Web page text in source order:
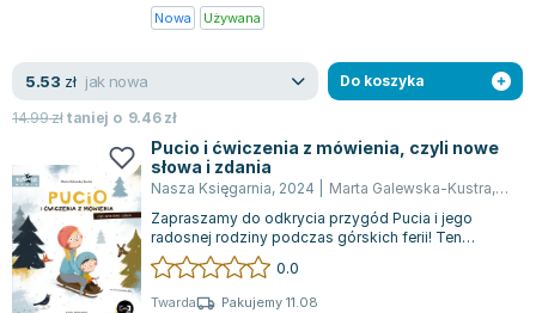
Nowa
Używana
5.53 zł jak nowa
14.99złtaniej o 9.46zł
Do koszyka
Pucio i ćwiczenia z mówienia, czyli nowe
słowa i zdania
Nasza Księgarnia, 2024 Marta Galewska-Kustra,
Zapraszamy do odkrycia przygód Pucia i jego
radosnej rodziny podczas górskich ferii! Ten
uroczy bohater stanie się niezastąpionym...
0.0
Twarda
Pakujemy 11.08